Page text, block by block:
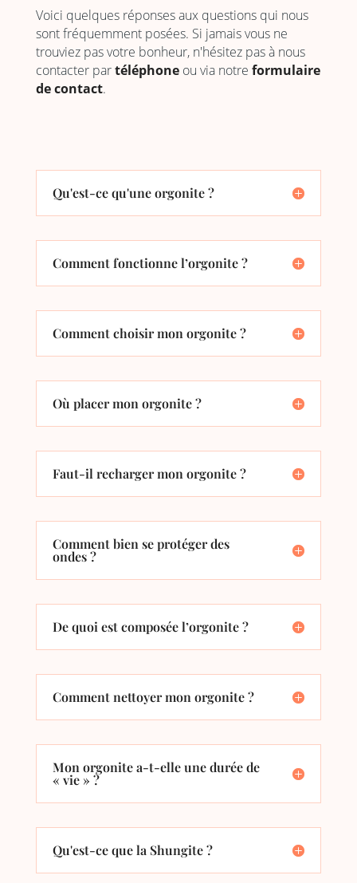
Voici quelques réponses aux questions qui nous
sont fréquemment posées. Si jamais vous ne
trouviez pas votre bonheur, n'hésitez pas à nous
contacter partéléphoneou via notre formulaire
de contact.
Qu'est-ce qu'une orgonite ?
Comment fonctionne l’orgonite ?
Comment choisir mon orgonite ?
Où placer mon orgonite ?
Faut-il recharger mon orgonite ?
Comment bien se protéger des
ondes ?
De quoi est composée l’orgonite ?
Comment nettoyer mon orgonite ?
Mon orgonite a-t-elle une durée de
« vie » ?
Qu'est-ce que la Shungite ?